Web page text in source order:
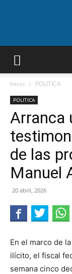
Inicio POLITICA
POLITICA
Arranca
de las
Manuel
20 abril, 2026
En el marco de
ilícito, el fiscal
semana cinco